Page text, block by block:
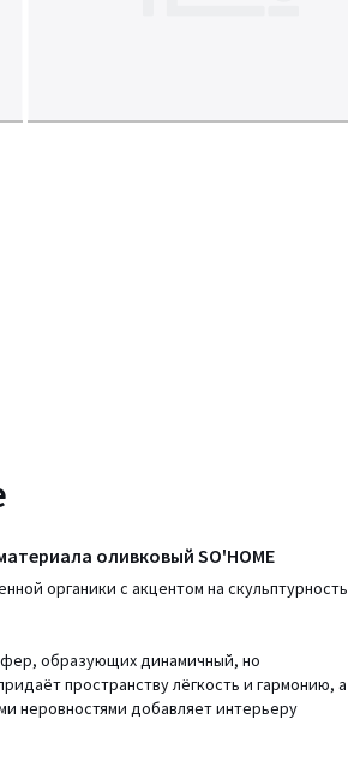
оливковый SO'HOME
органики с акцентом на скульптурность
образующих динамичный, но
пространству лёгкость и гармонию, а
неровностями добавляет интерьеру